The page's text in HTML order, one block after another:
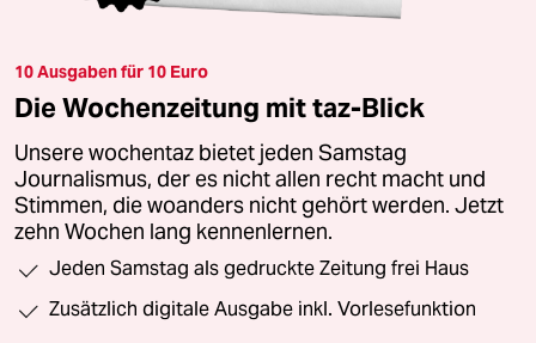
10 Ausgaben für 10 Euro
Die Wochenzeitung mit taz-Blick
Unsere wochentaz bietet jeden Samstag
Journalismus, der es nicht allen recht macht und
Stimmen, die woanders nicht gehört werden. Jetzt
zehn Wochen lang kennenlernen.
Jeden Samstag als gedruckte Zeitung frei Haus
Zusätzlich digitale Ausgabe inkl. Vorlesefunktion